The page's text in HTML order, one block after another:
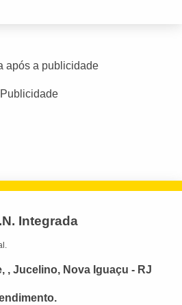
após a publicidade
Publicidade
Integrada
, Jucelino, Nova Iguaçu - RJ